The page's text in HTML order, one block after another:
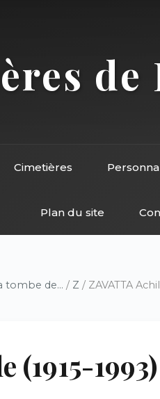
Cimetières
Plan du site
tombe de... / Z / ZAVATTA
(1915-1993)